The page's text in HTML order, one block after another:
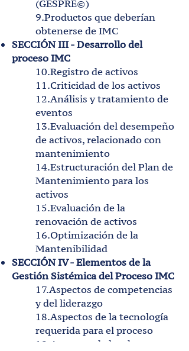
(GESPRE©)
9.Productos que deberían
obtenerse de IMC
SECCIÓN III - Desarrollo del
proceso IMC
10.Registro de activos
11.Criticidad de los activos
12.Análisis y tratamiento de
eventos
13.Evaluación del desempeño
de activos, relacionado con
mantenimiento
14.Estructuración del Plan de
Mantenimiento para los
activos
15.Evaluación de la
renovación de activos
16.Optimización de la
Mantenibilidad
SECCIÓN IV - Elementos de la
Gestión Sistémica del Proceso IMC
17.Aspectos de competencias
y del liderazgo
18.Aspectos de la tecnología
requerida para el proceso
19.Aspectos de los datos